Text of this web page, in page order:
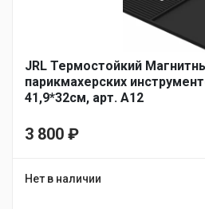
JRL Термостойкий
парикмахерских
41,9*32см, арт. А12
3 800 ₽
Нет в наличии